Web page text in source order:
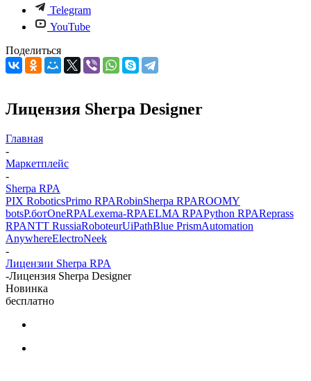
Telegram
YouTube
Поделиться
Лицензия Sherpa Designer
Главная
-
Маркетплейс
-
Sherpa RPA
PIX RoboticsPrimo RPARobinSherpa RPAROOMY
botsР.ботOneRPALexema-RPAELMA RPAPython RPAReprass
RPANTT RussiaRoboteurUiPathBlue PrismAutomation
AnywhereElectroNeek
-
Лицензии Sherpa RPA
-Лицензия Sherpa Designer
Новинка
бесплатно